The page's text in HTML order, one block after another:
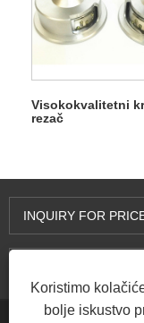
Visokokvalitetni
rezač
INQUIRY FOR
Koristimo
bolje iskustvo